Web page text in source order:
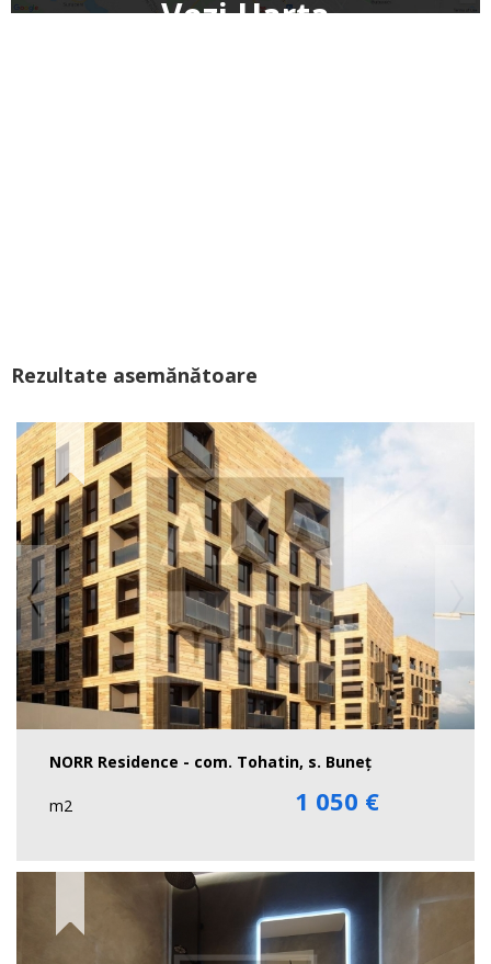
Vezi Harta
Rezultate asemănătoare
NORR Residence - com. Tohatin, s. Buneț
m2 1 050 €